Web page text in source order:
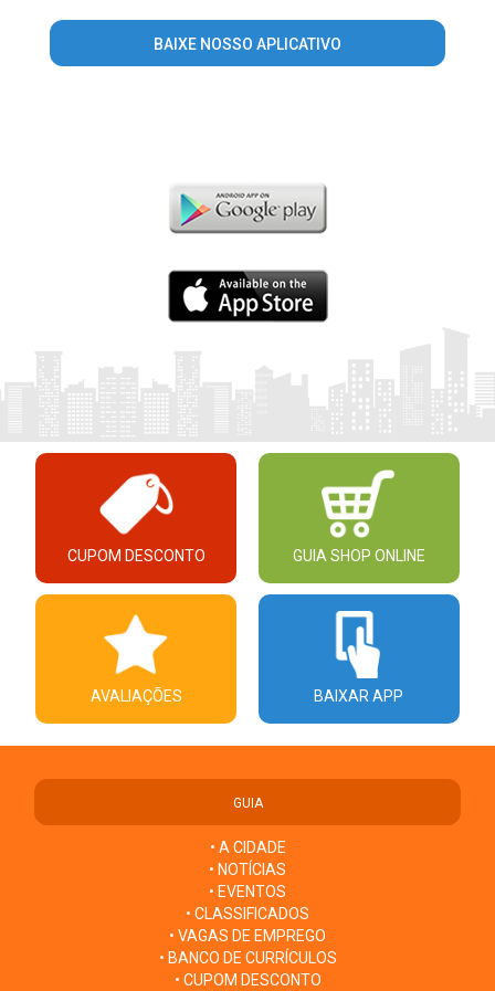
BAIXE NOSSO APLICATIVO
CUPOM DESCONTO GUIA SHOP ONLINE
AVALIAÇÕES BAIXAR APP
GUIA
• A CIDADE
• NOTÍCIAS
• EVENTOS
• CLASSIFICADOS
• VAGAS DE EMPREGO
• BANCO DE CURRÍCULOS
• CUPOM DESCONTO